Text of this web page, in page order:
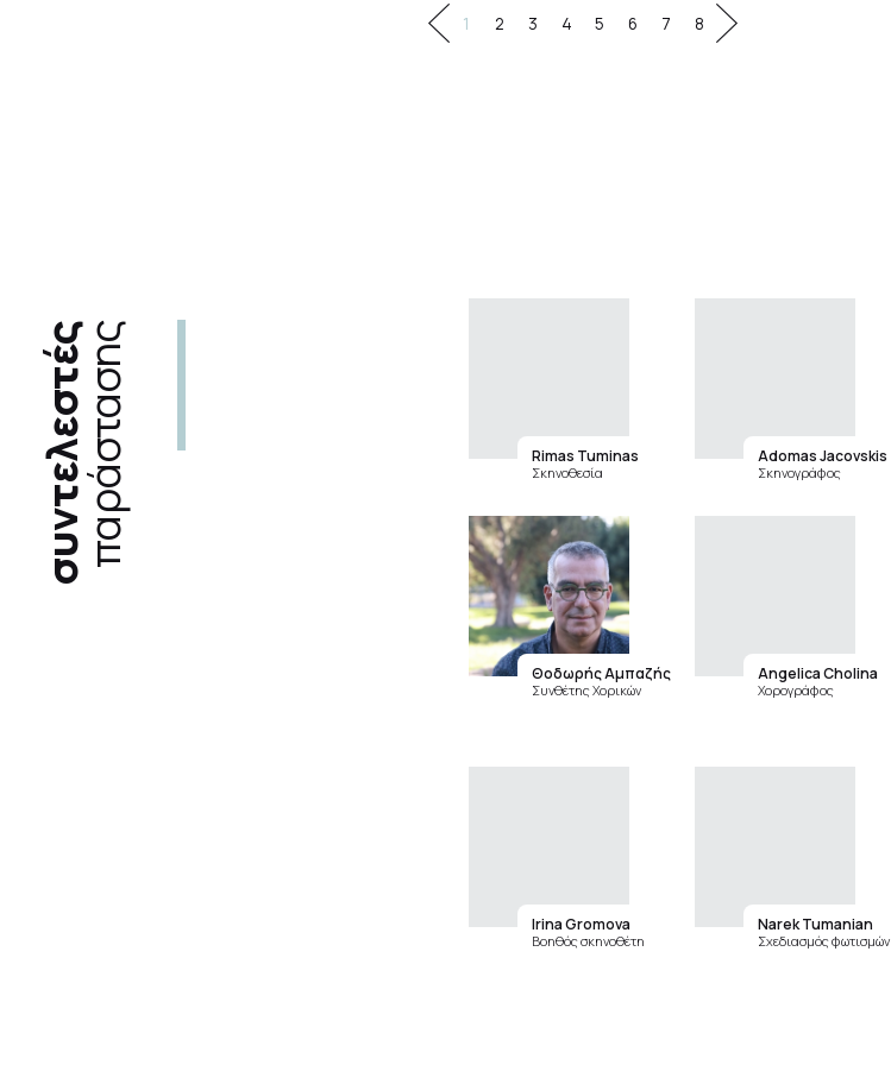
1 2 3 4 5 6 7 8
συντελεστέςπαράστασης Rimas Tuminas
Σκηνοθεσία
Adomas Jacovskis
Σκηνογράφος
Θοδωρής Αμπαζής
Συνθέτης Χορικών
Angelica Cholina
Χορογράφος
Irina Gromova
Βοηθός σκηνοθέτη
Narek Tumanian
Σχεδιασμός φωτισμών